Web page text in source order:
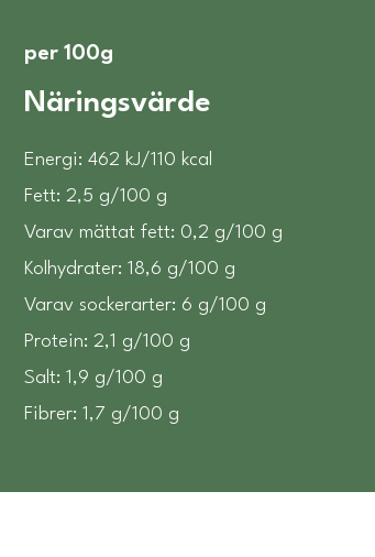
per 100g
Näringsvärde
Energi: 462 kJ/110 kcal
Fett: 2,5 g/100 g
Varav mättat fett: 0,2 g/100 g
Kolhydrater: 18,6 g/100 g
Varav sockerarter: 6 g/100 g
Protein: 2,1 g/100 g
Salt: 1,9 g/100 g
Fibrer: 1,7 g/100 g